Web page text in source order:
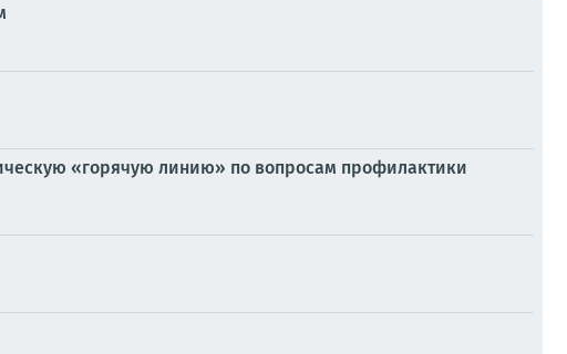
«горячую линию» по вопросам профилактики